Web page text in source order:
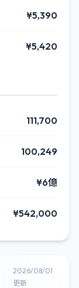
¥5,390
¥5,420
111,700
100,249
¥6億
¥542,000
2026/08/01
更新